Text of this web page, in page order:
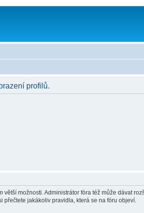
profilů.
možnosti. Administrátor fóra též může dávat
jakákoliv pravidla, která se na fóru objeví.